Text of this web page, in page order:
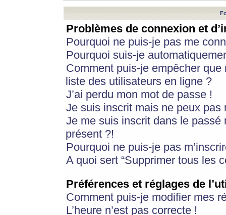
Problèmes de connexion et
Pourquoi ne puis-je pas me
Pourquoi suis-je
Comment puis-je empêcher
liste des utilisateurs en ligne ?
J’ai perdu mon mot de passe !
Je suis inscrit mais ne peux pas
Je me suis inscrit dans le
présent ?!
Pourquoi ne puis-je pas
A quoi sert “Supprimer tous les
Préférences et réglages de
Comment puis-je modifier mes
L’heure n’est pas correcte !